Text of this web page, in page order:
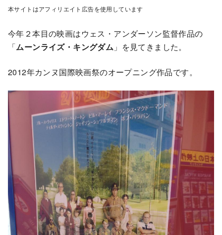
本サイトはアフィリエイト広告を使用しています
今年２本目の映画はウェス・アンダーソン監督作品の
「ムーンライズ・キングダム 」を見てきました。
2012年カンヌ国際映画祭のオープニング作品です。